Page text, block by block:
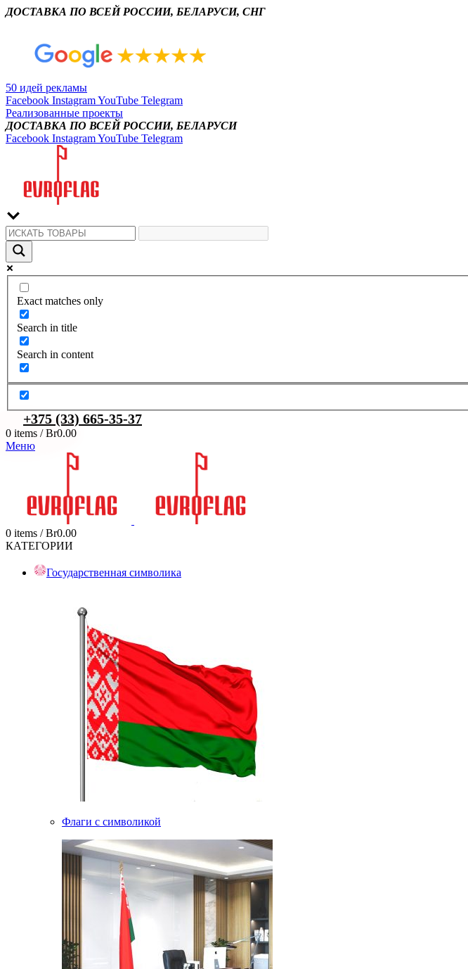
ДОСТАВКА ПО ВСЕЙ РОССИИ, БЕЛАРУСИ, СНГ
50 идей рекламы
Facebook InstagramYouTube Telegram
Реализованные проекты
ДОСТАВКА ПО ВСЕЙ РОССИИ, БЕЛАРУСИ
Facebook InstagramYouTube Telegram
Exact matches only
Search in title
Search in content
+375 (33) 665-35-37
0 items / Br0.00
Меню
0 items / Br0.00
КАТЕГОРИИ
Государственная символика
Флаги с символикой